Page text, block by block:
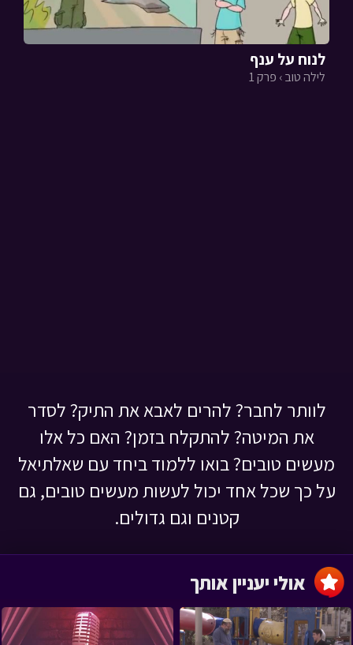
לנוח על ענף
לילה טוב › פרק 1
לוותר לחבר? להרים לאבא את התיק? לסדר
את המיטה? להתקלח בזמן? האם כל אלו
מעשים טובים? בואו ללמוד ביחד עם שאלתיאל
על כך שכל אחד יכול לעשות מעשים טובים, גם
קטנים וגם גדולים.